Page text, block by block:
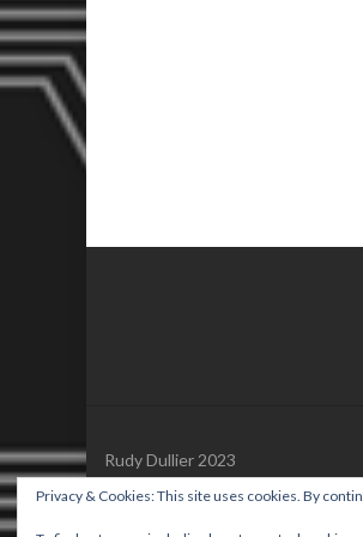
Rudy Dullier 2023
Privacy & Cookies: This site uses cookies. By